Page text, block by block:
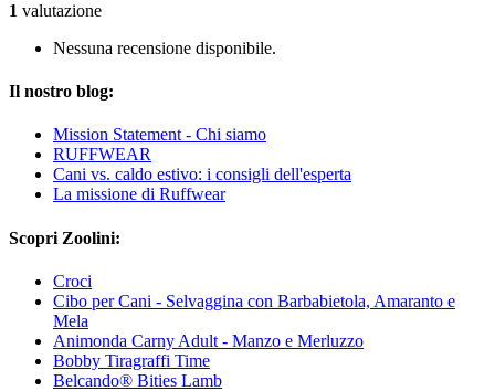
1 valutazione
Nessuna recensione disponibile.
Il nostro blog:
Mission Statement - Chi siamo
RUFFWEAR
Cani vs. caldo estivo: i consigli dell'esperta
La missione di Ruffwear
Scopri Zoolini:
Croci
Cibo per Cani - Selvaggina con Barbabietola, Amaranto e
Mela
Animonda Carny Adult - Manzo e Merluzzo
Bobby Tiragraffi Time
Belcando® Bities Lamb